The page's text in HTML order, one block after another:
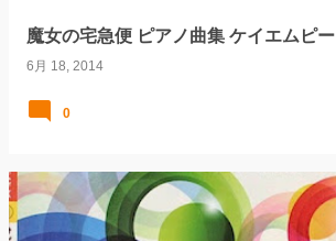
魔女の宅急便 ピアノ曲集 ケイエムピー
6月 18, 2014
0